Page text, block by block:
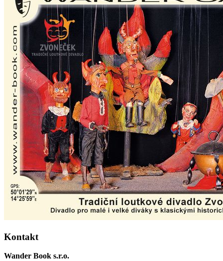
Kontakt
Wander Book s.r.o.